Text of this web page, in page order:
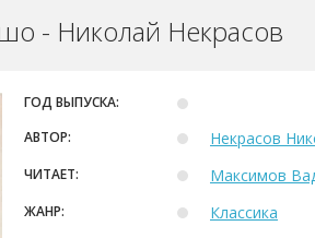
- Николай Некрасов
ГОД ВЫПУСКА:
АВТОР:
Некрасов
ЧИТАЕТ: Максимов
ЖАНР: Классика